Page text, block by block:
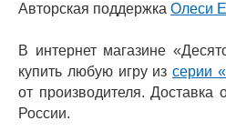
Авторская поддержка Олеси
В интернет магазине
купить любую игру из серии
от производителя. Доставка
России.